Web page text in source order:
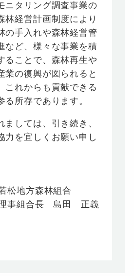
ニタリング調査事業の
林経営計画制度により
の手入れや森林経営管
など、様々な事業を積
ることで、森林再生や
業の復興が図られると
これからも貢献できる
る所存であります。
ましては、引き続き、
力を宜しくお願い申し
若松地方森林組合
事組合長 島田 正義